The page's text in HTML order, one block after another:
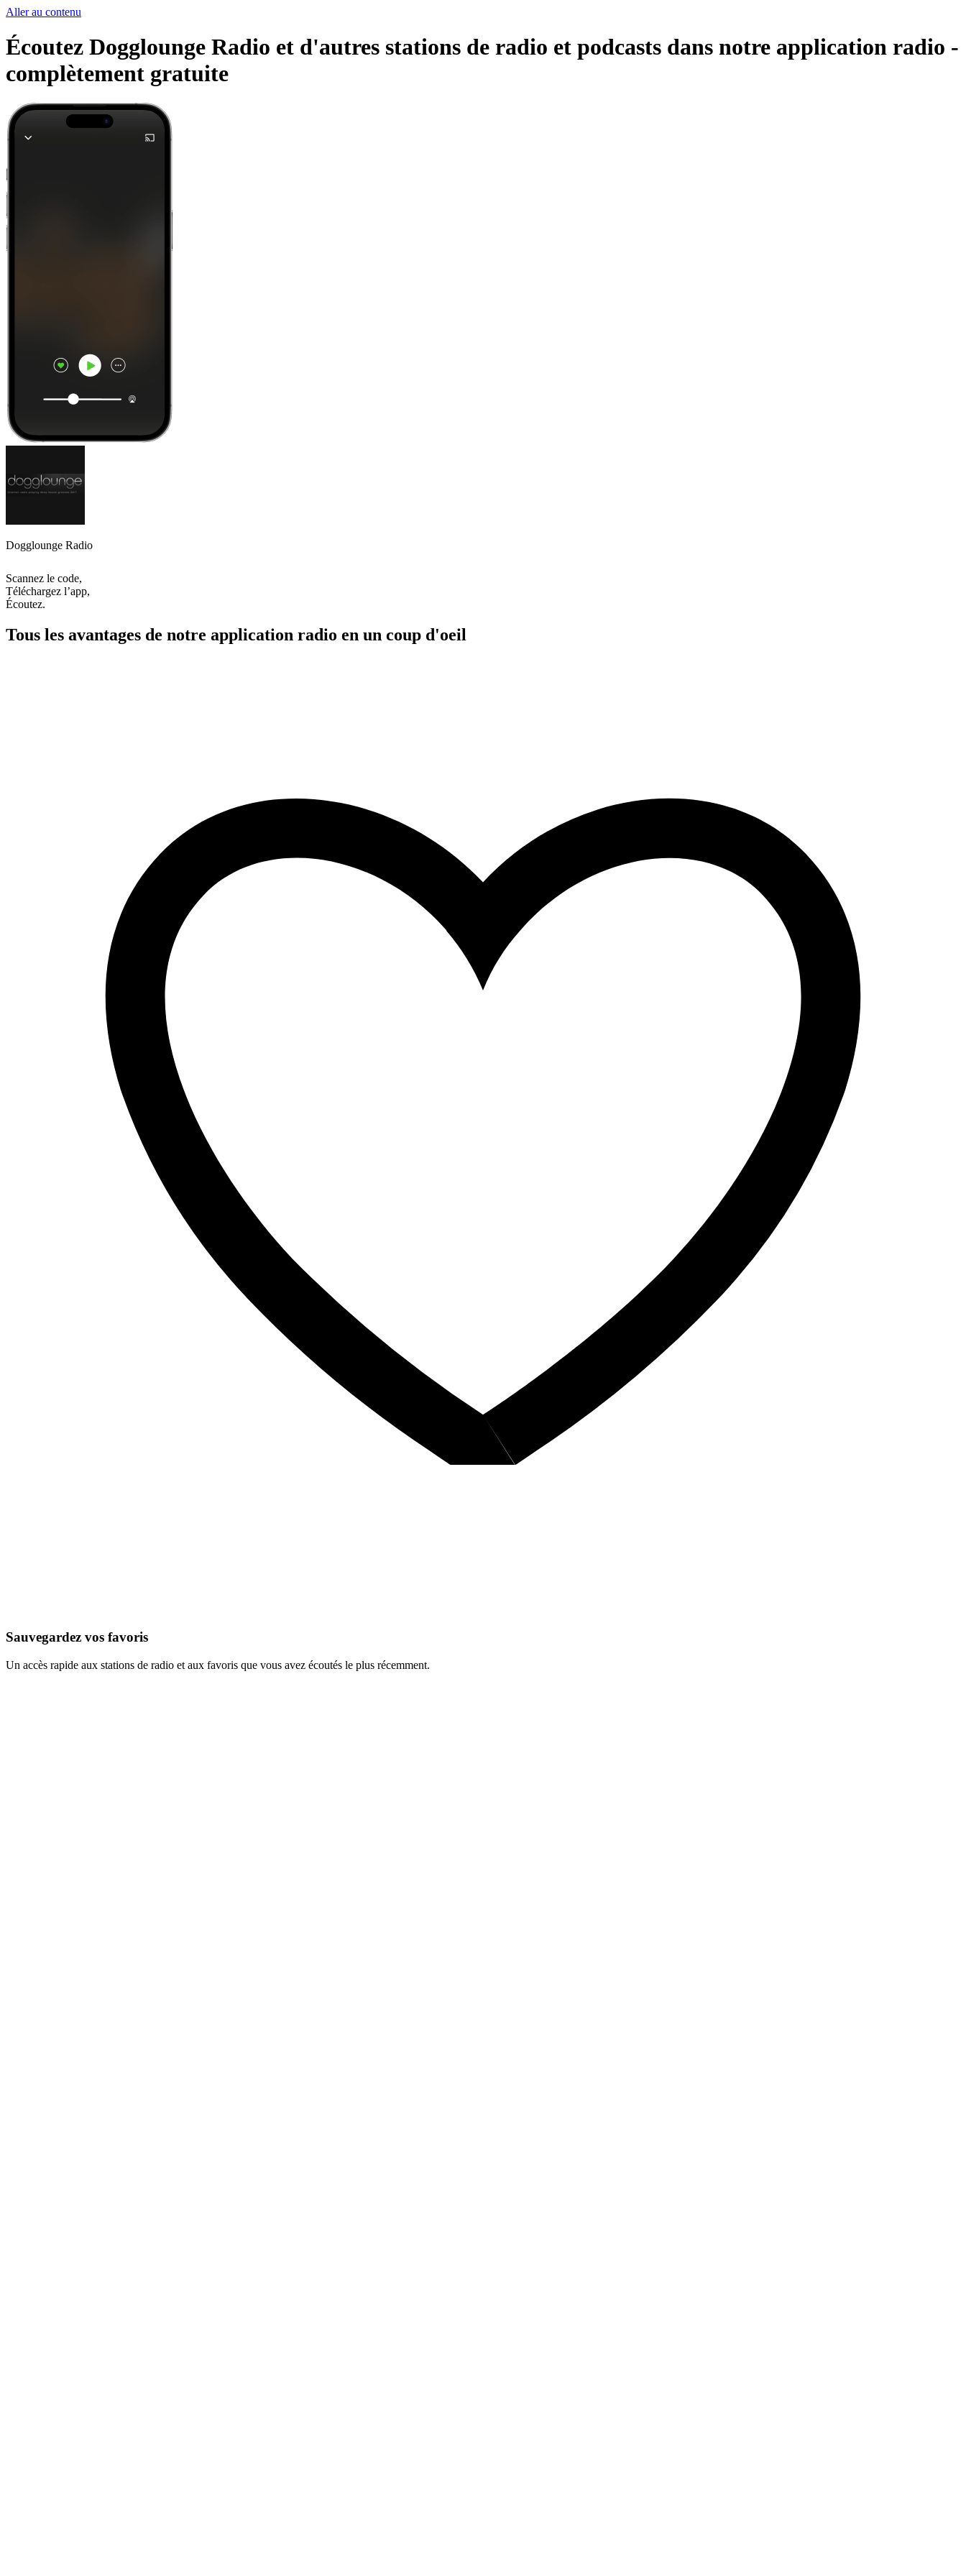
Aller au contenu
Écoutez Dogglounge Radio et d'autres stations de radio et podcasts dans notre application radio -
complètement gratuite
Dogglounge Radio
Scannez le code,
Téléchargez l’app,
Écoutez.
Tous les avantages de notre application radio en un coup d'oeil
Sauvegardez vos favoris
Un accès rapide aux stations de radio et aux favoris que vous avez écoutés le plus récemment.